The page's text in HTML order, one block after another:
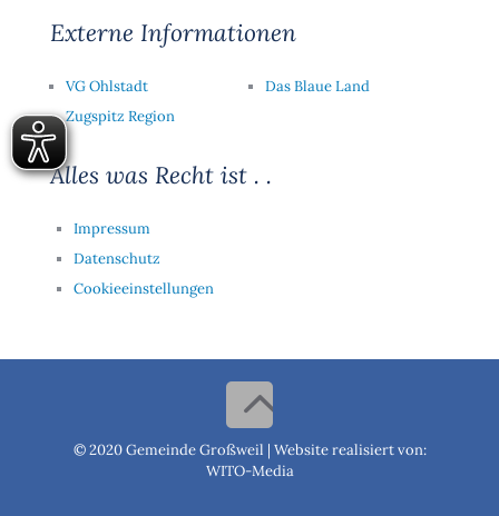
Externe Informationen
VG Ohlstadt
Zugspitz Region
Das Blaue Land
Alles was Recht ist . .
Impressum
Datenschutz
Cookieeinstellungen
© 2020 Gemeinde Großweil | Website realisiert von:
WITO-Media